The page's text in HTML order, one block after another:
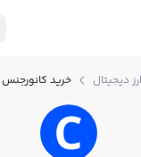
دیجیتال خرید کانورجنس